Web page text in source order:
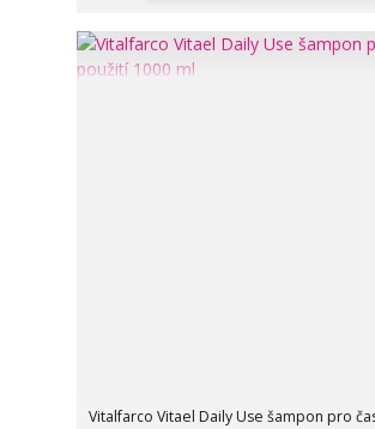
Vitalfarco Vitael Daily Use šampon pro